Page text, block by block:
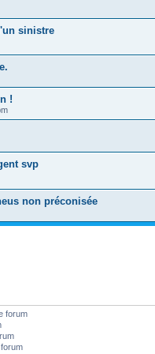
sinistre
!
svp
non préconisée
forum